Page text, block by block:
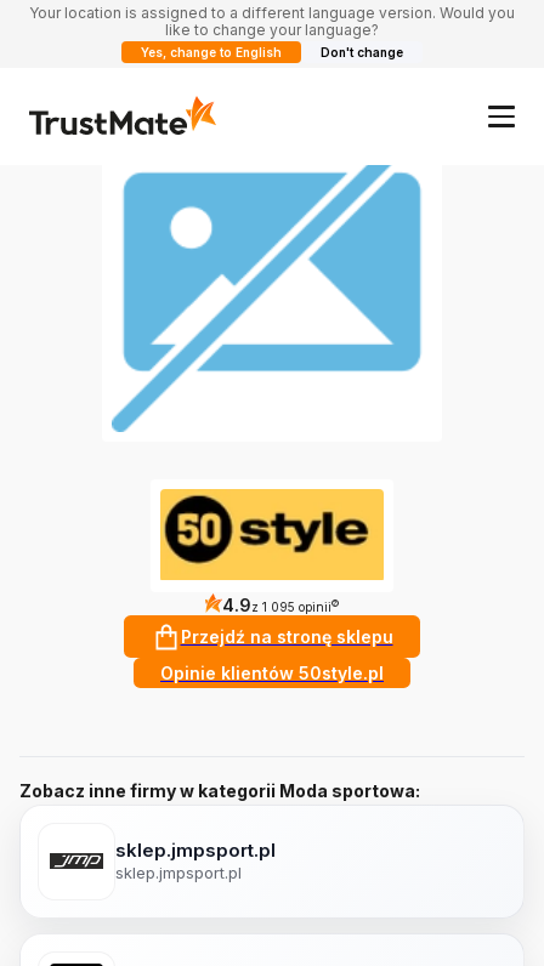
Your location is assigned to a different language version. Would you
like to change your language?
Yes, change to English Don't change
4.9z 1 095 opinii ?
Przejdź na stronę sklepu
Opinie klientów 50style.pl
Zobacz inne firmy w kategorii Moda sportowa:
sklep.jmpsport.pl
sklep.jmpsport.pl